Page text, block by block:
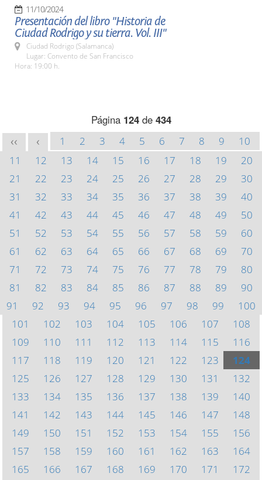
11/10/2024
Presentación del libro "Historia de
Ciudad Rodrigo y su tierra. Vol. III"
Ciudad Rodrigo (Salamanca)
Lugar: Convento de San Francisco
Hora: 19:00 h.
Página 124de 434
<< < 1 2 3 4 5 6 7 8 9
10
11
12 13 14 15 16 17 18 19
20
21
22 23 24 25 26 27 28 29
30
31
32 33 34 35 36 37 38 39
40
41
42 43 44 45 46 47 48 49
50
51
52 53 54 55 56 57 58 59
60
61
62 63 64 65 66 67 68 69
70
71
72 73 74 75 76 77 78 79
80
81
82 83 84 85 86 87 88 89
90
91
92 93 94 95 96 97 98 99
100
101
102 103 104 105 106 107
108
109
110 111 112 113 114 115
116
117
118 119 120 121 122 123
124
125
126 127 128 129 130 131
132
133
134 135 136 137 138 139
140
141
142 143 144 145 146 147
148
149
150 151 152 153 154 155
156
157
158 159 160 161 162 163
164
165
166 167 168 169 170 171
172